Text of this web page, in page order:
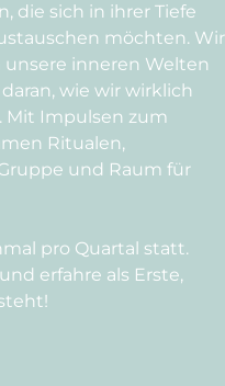
die sich in ihrer Tiefe
möchten. Wir
inneren Welten
wie wir wirklich
Mit Impulsen zum
Ritualen,
und Raum für
pro Quartal statt.
erfahre als Erste,